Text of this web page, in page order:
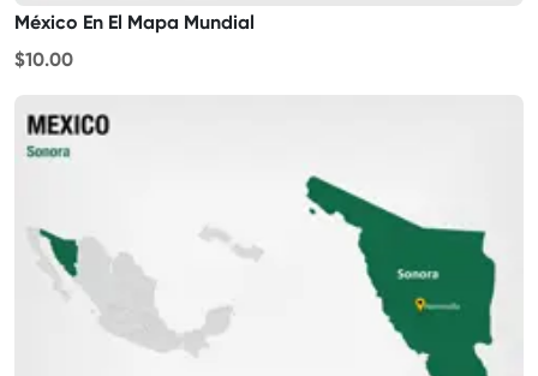
México En El Mapa Mundial
$10.00